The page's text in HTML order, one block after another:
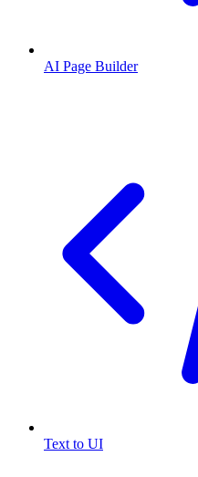
AI Page Builder
Text to UI